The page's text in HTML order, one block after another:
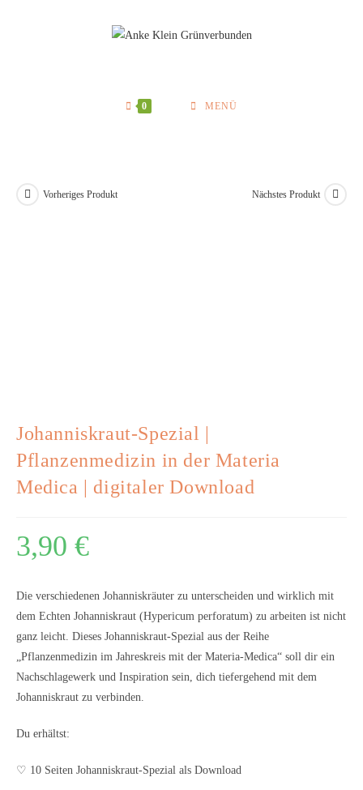
0 MENÜ
Vorheriges Produkt Nächstes Produkt
Johanniskraut-Spezial |
Pflanzenmedizin in der Materia
Medica | digitaler Download
3,90 €
Die verschiedenen Johanniskräuter zu unterscheiden und wirklich mit
dem Echten Johanniskraut (Hypericum perforatum) zu arbeiten ist nicht
ganz leicht. Dieses Johanniskraut-Spezial aus der Reihe
„Pflanzenmedizin im Jahreskreis mit der Materia-Medica“ soll dir ein
Nachschlagewerk und Inspiration sein, dich tiefergehend mit dem
Johanniskraut zu verbinden.
Du erhältst:
♡ 10 Seiten Johanniskraut-Spezial als Download